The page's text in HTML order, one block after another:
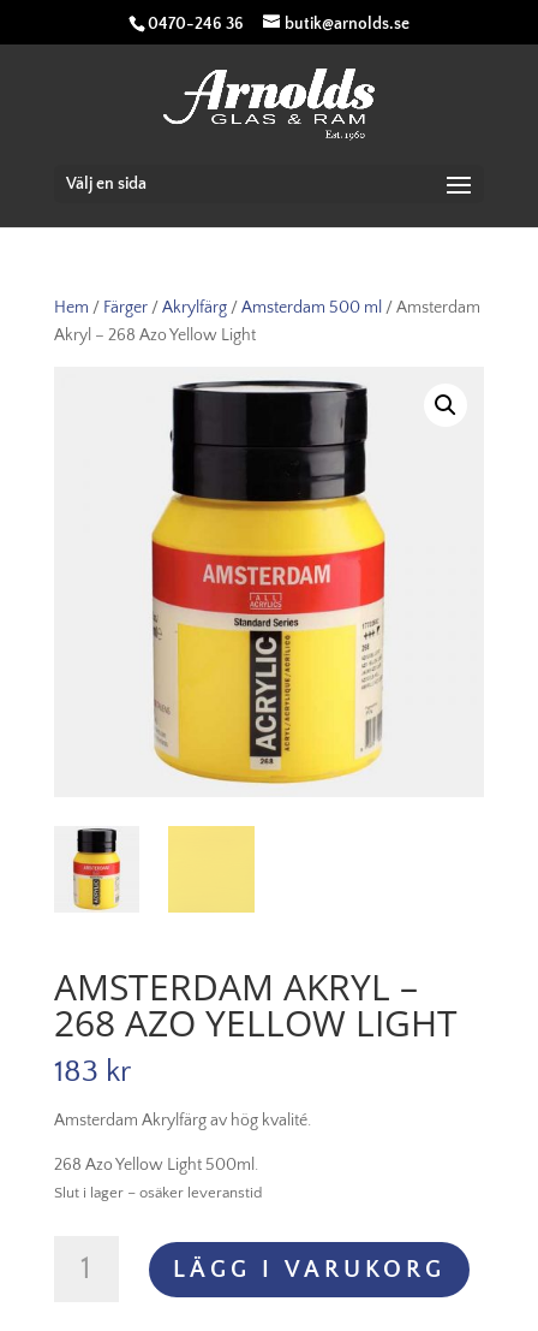
0470-246 36 butik@arnolds.se
Välj en sida
Hem / Färger/Akrylfärg/Amsterdam 500 ml / Amsterdam
Akryl – 268 Azo Yellow Light
AMSTERDAM AKRYL –
268 AZO YELLOW LIGHT
183 kr
Amsterdam Akrylfärg av hög kvalité.
268 Azo Yellow Light 500ml.
Slut i lager – osäker leveranstid
Akryl
LÄGG I VARUKORG